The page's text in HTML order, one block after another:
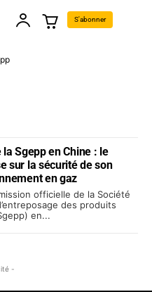
S'abonner
la Sgepp en Chine : le
sur la sécurité de son
en gaz
officielle de la Société
des produits
en...
-